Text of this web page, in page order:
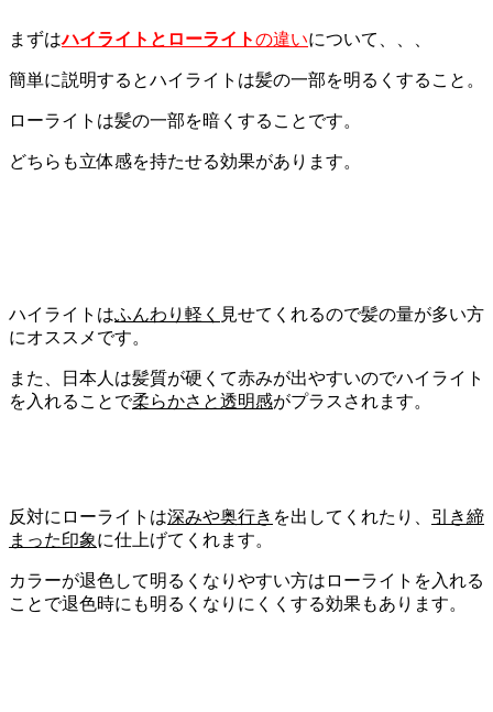
まずはハイライトとローライトの違いについて、、、
簡単に説明するとハイライトは髪の一部を明るくすること。
ローライトは髪の一部を暗くすることです。
どちらも立体感を持たせる効果があります。
ハイライトはふんわり軽く 見せてくれるので髪の量が多い方
にオススメです。
また、日本人は髪質が硬くて赤みが出やすいのでハイライト
を入れることで柔らかさと透明感がプラスされます。
反対にローライトは深みや奥行き を出してくれたり、 引き締
まった印象に仕上げてくれます。
カラーが退色して明るくなりやすい方はローライトを入れる
ことで退色時にも明るくなりにくくする効果もあります。